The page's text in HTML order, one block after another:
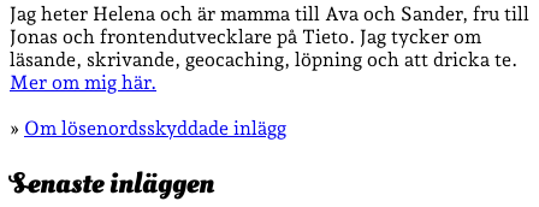
Jag heter Helena och är mamma till Ava och Sander, fru till
Jonas och frontendutvecklare på Tieto. Jag tycker om
läsande, skrivande, geocaching, löpning och att dricka te.
Mer om mig här.
» Om lösenordsskyddade inlägg
Senaste inläggen